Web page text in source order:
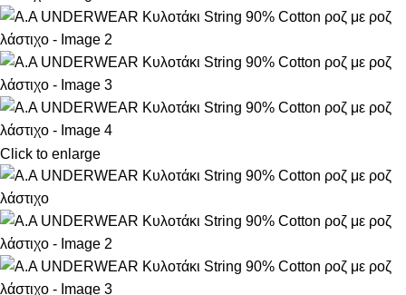
Click to enlarge